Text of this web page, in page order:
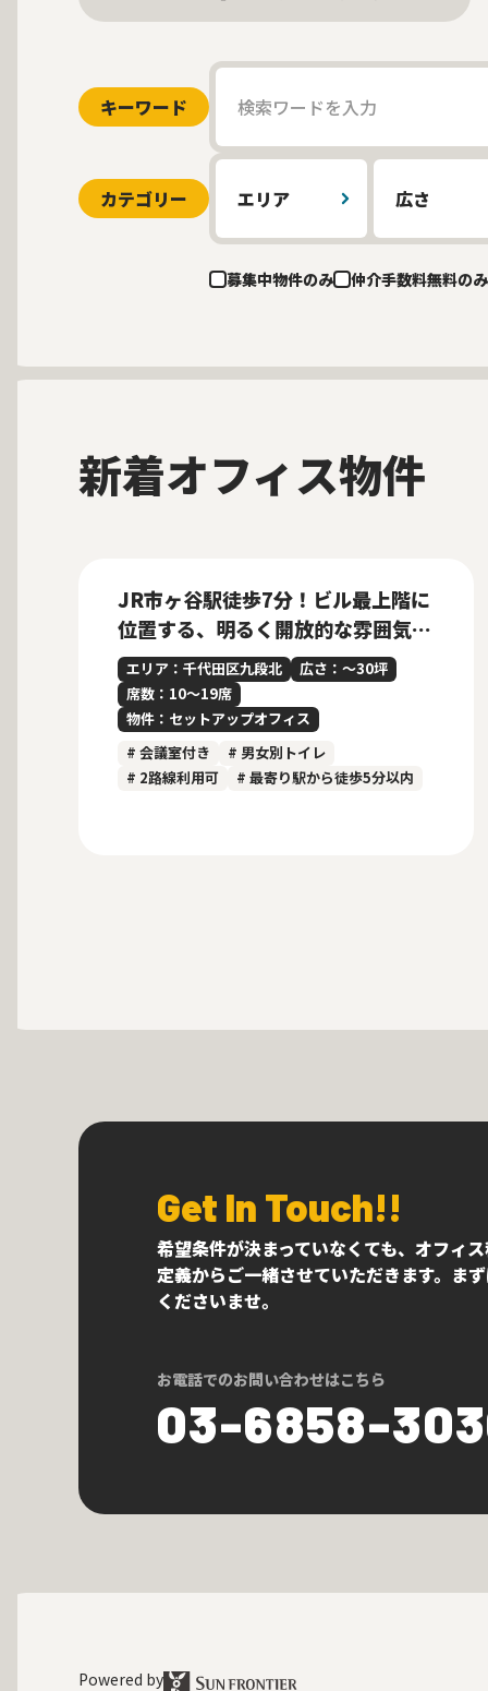
キーワード
カテゴリー エリア 広さ
募集中物件のみ 仲介手数料無料のみ
新着オフィス物件
JR市ヶ谷駅徒歩7分！ビル最上階に
位置する、明るく開放的な雰囲気の
内装付きセットアップオフィス
エリア：千代田区九段北
広さ：〜30坪
席数：10〜19席
物件：セットアップオフィス
# 会議室付き
# 男女別トイレ
# 2路線利用可
# 最寄り駅から徒歩5分以内
Get In Touch!!
希望条件が決まっていなくても、オフィ
定義からご一緒させていただきます。ま
くださいませ。
お電話でのお問い合わせはこちら
03-6858-
Powered by